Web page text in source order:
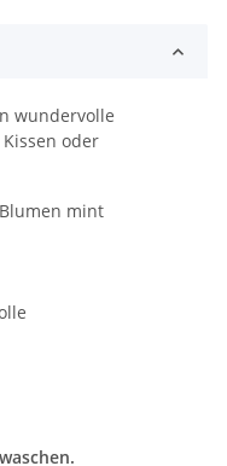
wundervolle
oder
mint